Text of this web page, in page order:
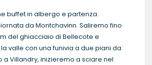
buffet in albergo e partenza.
da Montchavinn. Saliremo fino
del ghiacciaio di Bellecote e
valle con una funivia a due piani da
a Villandry, inizieremo a sciare nel